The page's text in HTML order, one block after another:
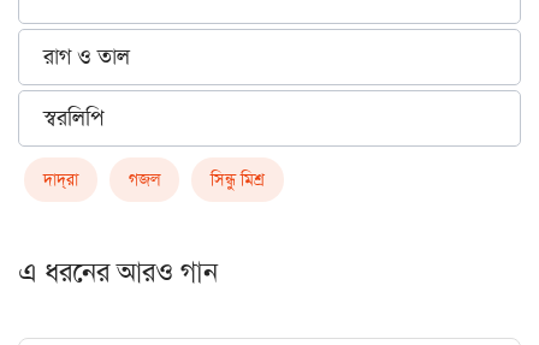
রাগ ও তাল
স্বরলিপি
দাদ্‌রা গজল সিন্ধু মিশ্র
এ ধরনের আরও গান